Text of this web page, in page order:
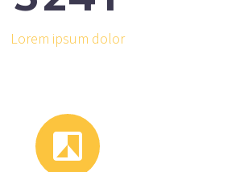
Lorem ipsum dolor

